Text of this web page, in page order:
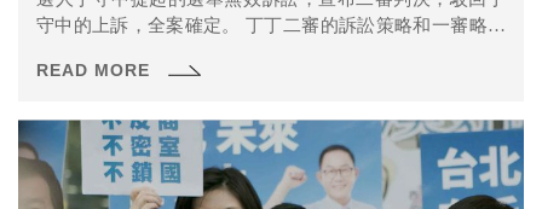
守中的上訴，全案確定。 丁丁二審的訴訟策略和一審略有
看看吧！
READ MORE